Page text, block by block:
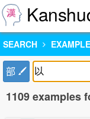
SEARCH
部
1109 examples